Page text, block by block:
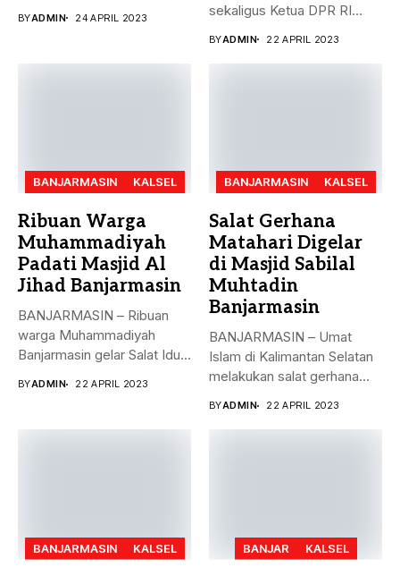
BYADMIN 24 APRIL 2023
sekaligus Ketua DPR RI
BYADMIN 22 APRIL 2023
BANJARMASIN KALSEL
Ribuan Warga
Muhammadiyah
Padati Masjid Al
Jihad Banjarmasin
BANJARMASIN – Ribuan
warga Muhammadiyah
Banjarmasin gelar Salat Idul
BYADMIN 22 APRIL 2023
BANJARMASIN KALSEL
Salat Gerhana
Matahari Digelar
di Masjid Sabilal
Muhtadin
Banjarmasin
BANJARMASIN – Umat
Islam di Kalimantan Selatan
melakukan salat gerhana
BYADMIN 22 APRIL 2023
BANJARMASIN KALSEL BANJAR KALSEL